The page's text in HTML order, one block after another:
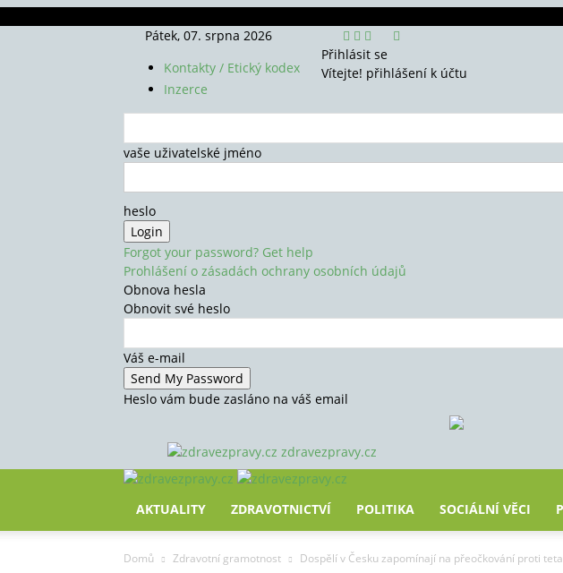
Pátek, 07. srpna 2026
Kontakty / Etický kodex
Inzerce
Přihlásit se
Vítejte! přihlášení k účtu
vaše uživatelské jméno
heslo
Forgot your password? Get help
Prohlášení o zásadách ochrany osobních údajů
Obnova hesla
Obnovit své heslo
Váš e-mail
Heslo vám bude zasláno na váš email
zdravezpravy.cz
AKTUALITY ZDRAVOTNICTVÍ POLITIKA SOCIÁLNÍ VĚCI
Domů Zdravotní gramotnost Dospělí v Česku zapomínají na přeočkování proti